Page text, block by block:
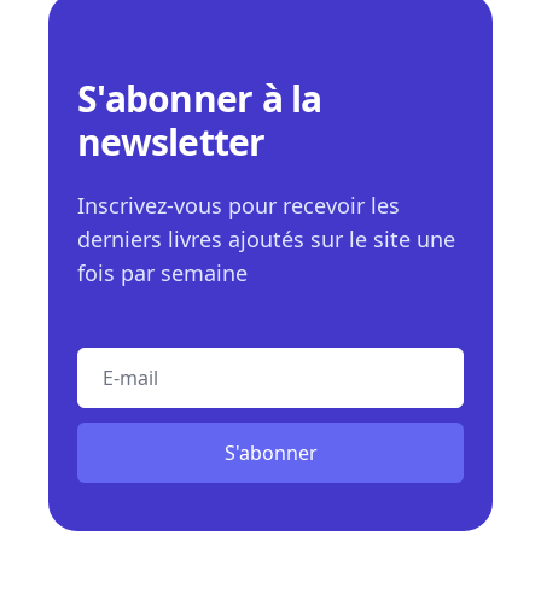
S'abonner à la
newsletter
Inscrivez-vous pour recevoir les
derniers livres ajoutés sur le site une
fois par semaine
S'abonner